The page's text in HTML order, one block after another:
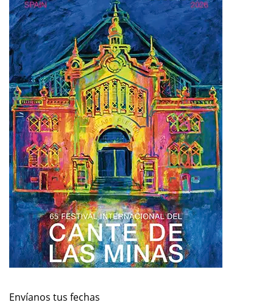
Envíanos tus fechas